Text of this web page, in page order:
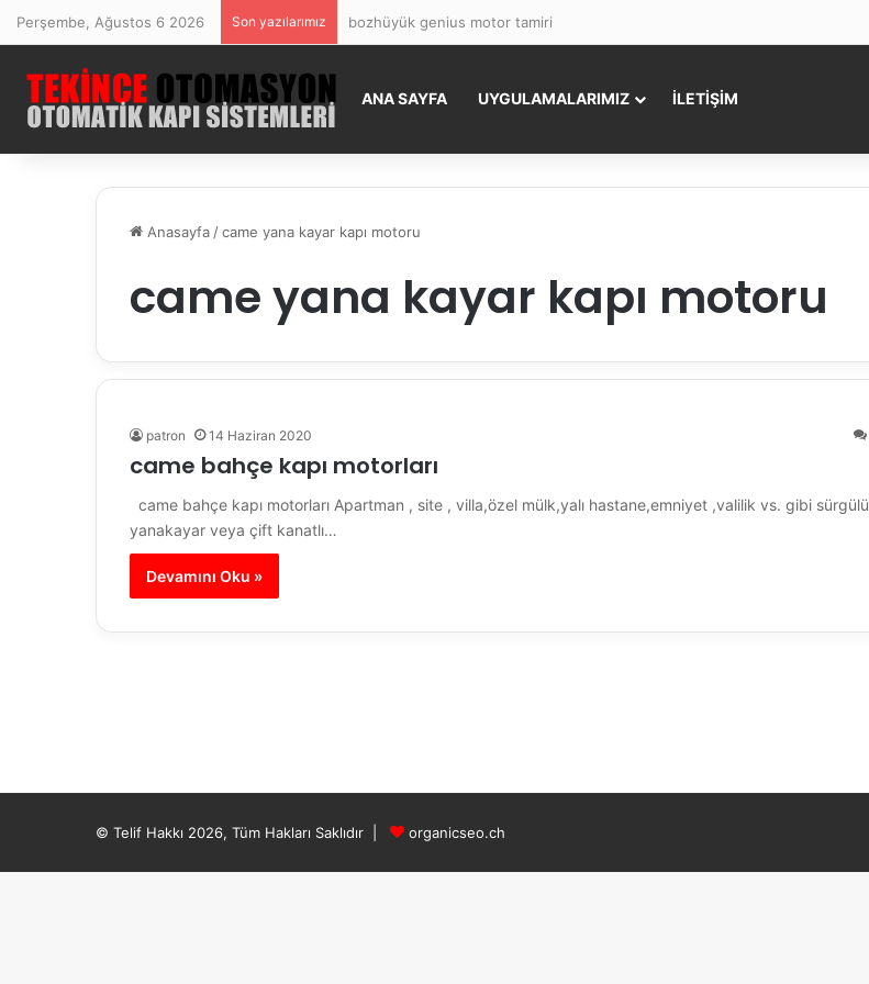
Perşembe, Ağustos 6 2026 Son yazılarımız bozhüyük genius motor tamiri
ANA SAYFA UYGULAMALARIMIZ İLETİŞİM
Anasayfa /came yana kayar kapı motoru
came yana kayar kapı motoru
patron 14 Haziran 2020
came bahçe kapı motorları
came bahçe kapı motorları Apartman , site , villa,özel mülk,yalı hastane,emniyet ,valilik vs. gibi sürgülü
yanakayar veya çift kanatlı…
Devamını Oku »
© Telif Hakkı 2026, Tüm Hakları Saklıdır | organicseo.ch